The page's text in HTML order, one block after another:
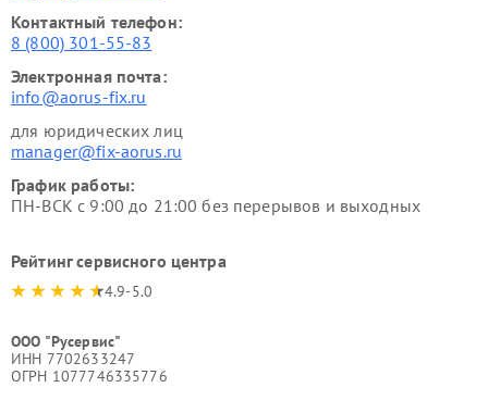
Контактный телефон:
8 (800) 301-55-83
Электронная почта:
info@aorus-fix.ru
для юридических лиц
manager@fix-aorus.ru
График работы:
ПН-ВСК с 9:00 до 21:00 без перерывов и выходных
Рейтинг сервисного центра
4.9-5.0
ООО "Русервис"
ИНН 7702633247
ОГРН 1077746335776